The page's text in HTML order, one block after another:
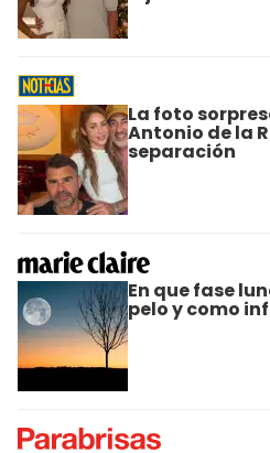
La foto
Antonio de la
separación
En que fase
pelo y como